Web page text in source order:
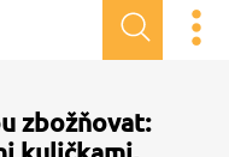
zbožňovat: